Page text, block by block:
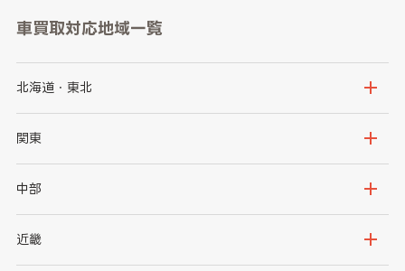
車買取対応地域一覧
北海道・東北
北海道
岩手県
秋田県
関東
茨城県
群馬県
中部
新潟県
近畿